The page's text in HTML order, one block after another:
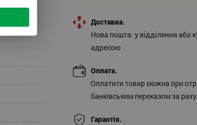
Доставка.
Нова пошта: у відділення або
адресою
Оплата.
Оплатити товар можна при
банківським переказом за
Гарантія.